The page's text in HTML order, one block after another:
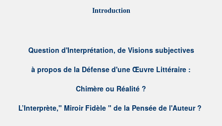
Introduction
Question d'Interprétation, de Visions subjectives
à propos de la Défense d'une Œuvre Littéraire :
Chimère ou Réalité ?
L’Interprète," Miroir Fidèle " de la Pensée de l'Auteur ?